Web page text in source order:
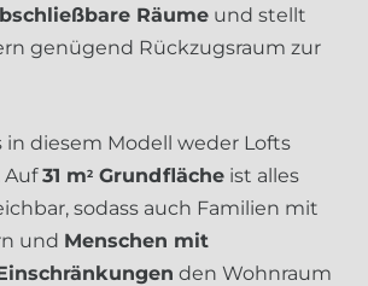
Räume und stellt
genügend Rückzugsraum zur
diesem Modell weder Lofts
Auf31 m2 Grundfläche ist alles
sodass auch Familien mit
und Menschen mit
den Wohnraum